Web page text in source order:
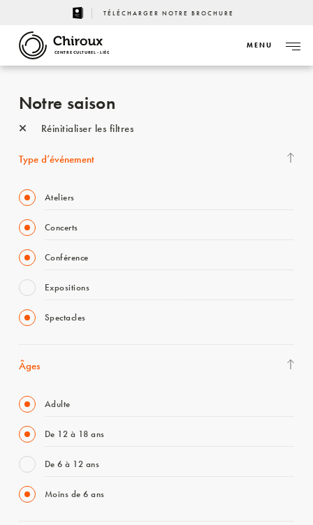
TÉLÉCHARGER NOTRE BROCHURE
CENTRE CULTUREL - LIÈGE
MENU
Notre saison
Réinitialiser les filtres
Type d’événement
Ateliers
Concerts
Conférence
Expositions
Spectacles
Âges
Adulte
De 12 à 18 ans
De 6 à 12 ans
Moins de 6 ans